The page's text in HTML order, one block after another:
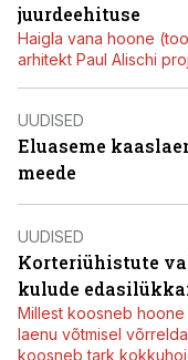
juurdeehituse
Haigla vana hoone
arhitekt Paul Alischi
UUDISED
Eluaseme
meede
UUDISED
Korteriühistute
kulude
Millest koosneb
laenu võtmisel
koosneb tark